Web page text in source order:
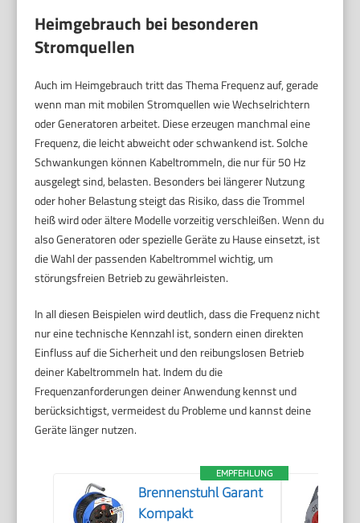
Heimgebrauch bei besonderen
Stromquellen
Auch im Heimgebrauch tritt das Thema Frequenz auf, gerade
wenn man mit mobilen Stromquellen wie Wechselrichtern
oder Generatoren arbeitet. Diese erzeugen manchmal eine
Frequenz, die leicht abweicht oder schwankend ist. Solche
Schwankungen können Kabeltrommeln, die nur für 50 Hz
ausgelegt sind, belasten. Besonders bei längerer Nutzung
oder hoher Belastung steigt das Risiko, dass die Trommel
heiß wird oder ältere Modelle vorzeitig verschleißen. Wenn du
also Generatoren oder spezielle Geräte zu Hause einsetzt, ist
die Wahl der passenden Kabeltrommel wichtig, um
störungsfreien Betrieb zu gewährleisten.
In all diesen Beispielen wird deutlich, dass die Frequenz nicht
nur eine technische Kennzahl ist, sondern einen direkten
Einfluss auf die Sicherheit und den reibungslosen Betrieb
deiner Kabeltrommeln hat. Indem du die
Frequenzanforderungen deiner Anwendung kennst und
berücksichtigst, vermeidest du Probleme und kannst deine
Geräte länger nutzen.
EMPFEHLUNG
Brennenstuhl Garant
Kompakt